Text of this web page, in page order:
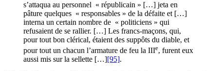
s’attaqua au personnel « républicain » […] jeta en
pâture quelques « responsables » de la défaite et […]
interna un certain nombre de « politiciens » qui
refusaient de se rallier. […] Les francs-maçons, qui,
pour tout bon clérical, étaient des suppôts du diable, et
pour tout un chacun l’armature de feu la IIIe, furent eux
aussi mis sur la sellette […][95].